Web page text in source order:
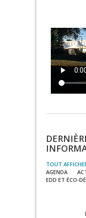
TOUT
AGENDA
EDD ET ÉCO-